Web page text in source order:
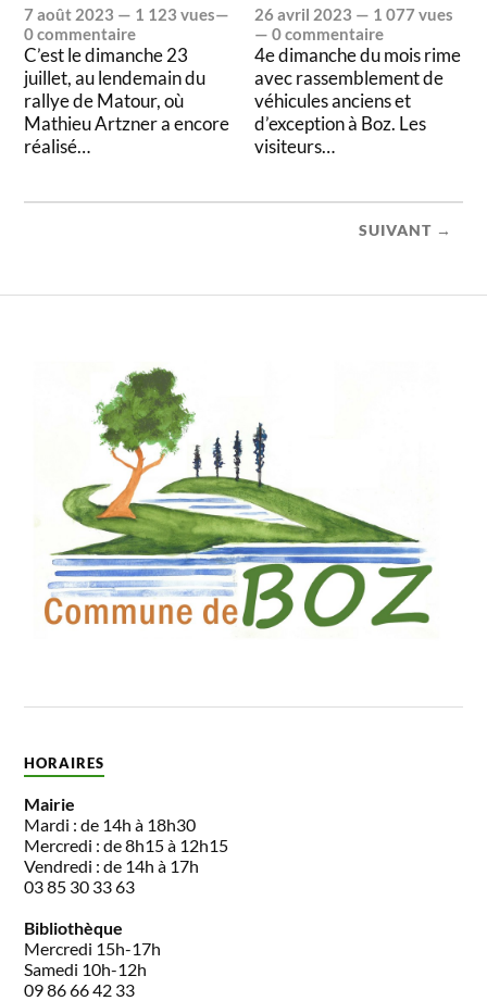
7 août 2023 — 1 123 vues—
0 commentaire
C’est le dimanche 23
juillet, au lendemain du
rallye de Matour, où
Mathieu Artzner a encore
réalisé…
26 avril 2023 — 1 077 vues
—0 commentaire
4e dimanche du mois rime
avec rassemblement de
véhicules anciens et
d’exception à Boz. Les
visiteurs…
SUIVANT →
HORAIRES
Mairie
Mardi : de 14h à 18h30
Mercredi : de 8h15 à 12h15
Vendredi : de 14h à 17h
03 85 30 33 63
Bibliothèque
Mercredi 15h-17h
Samedi 10h-12h
09 86 66 42 33